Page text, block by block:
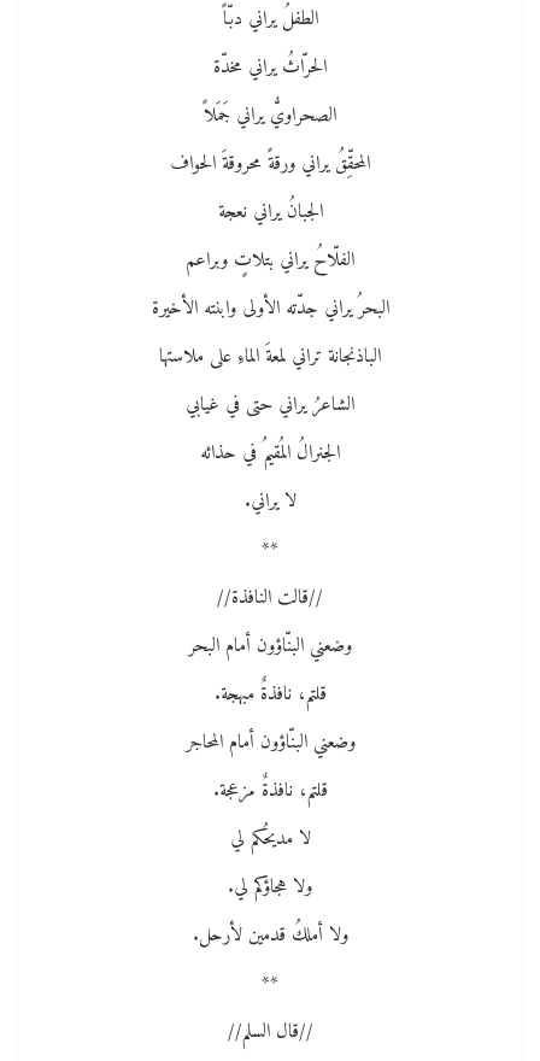
الطفلُ يراني دبّاً
الحرّاثُ يراني مخدّة
الصحراويُّ يراني جَمَلاً
المحقِّقُ يراني ورقةً محروقةَ الحواف
الجبانُ يراني نعجة
الفلّاحُ يراني بتلاتٍ وبراعم
البحرُ يراني جدّته الأولى وابنته الأخيرة
الباذنجانة تراني لمعةَ الماءِ على ملاستها
الشاعرُ يراني حتى في غيابي
الجنرالُ المُقيمُ في حذائه
لا يراني.
**
//قالت النافذة//
وضعني البنّاؤون أمام البحر
قلتم، نافذةٌ مبهجة.
وضعني البنّاؤون أمام المحاجر
قلتم، نافذةٌ مزعجة.
لا مديحُكم لي
ولا هجاؤكم لي.
ولا أملكُ قدمين لأرحل.
**
//قال السلم//